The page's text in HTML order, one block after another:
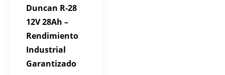
Duncan R-28
12V 28Ah –
Rendimiento
Industrial
Garantizado